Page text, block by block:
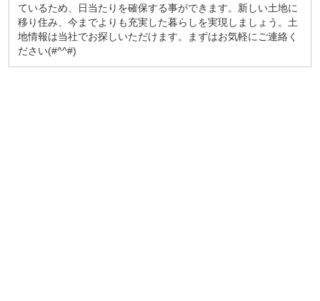
ているため、日当たりを確保する事ができます。新しい土地に
移り住み、今までよりも充実した暮らしを実現しましょう。土
地情報は当社でお探しいただけます。まずはお気軽にご連絡く
ださい(#^^#)